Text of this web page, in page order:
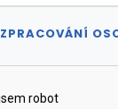
ZPRACOVÁNÍ